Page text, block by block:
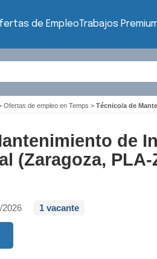
de EmpleoTrabajos
Ofertas de empleo en Temps > Técnico/a de
de
(Zaragoza, PLA-
2026 1 vacante